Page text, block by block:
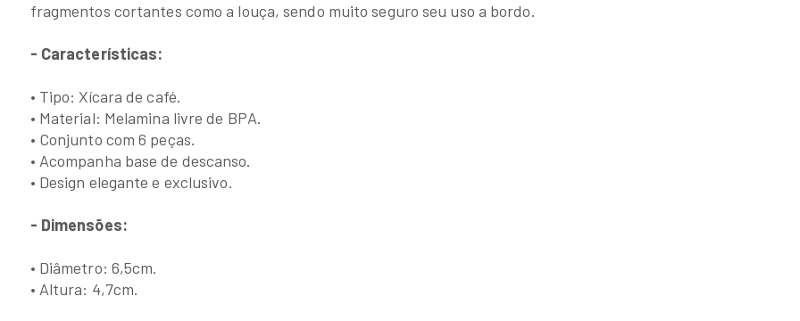
fragmentos cortantes como a louça, sendo muito seguro seu uso a bordo.
- Características:
• Tipo: Xícara de café.
• Material: Melamina livre de BPA.
• Conjunto com 6 peças.
• Acompanha base de descanso.
• Design elegante e exclusivo.
- Dimensões:
• Diâmetro: 6,5cm.
• Altura: 4,7cm.